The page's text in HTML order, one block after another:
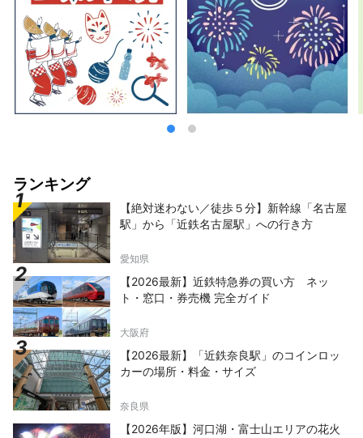
ランキング
【絶対迷わない／徒歩５分】新幹線「名古屋
駅」から「近鉄名古屋駅」への行き方
愛知県
【2026最新】近鉄特急券の買い方 ネッ
ト・窓口・券売機 完全ガイド
大阪府
【2026最新】「近鉄奈良駅」のコインロッ
カーの場所・料金・サイズ
奈良県
【2026年版】河口湖・富士山エリアの花火